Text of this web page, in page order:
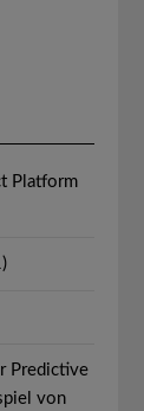
Platform
Predictive
von